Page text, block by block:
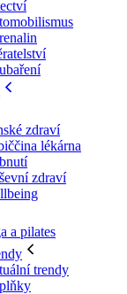
zdraví
lékárna
zdraví
a pilates
trendy